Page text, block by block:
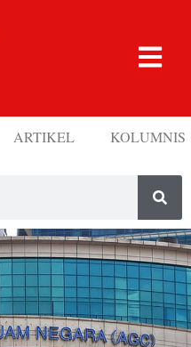
ARTIKEL KOLUMNIS